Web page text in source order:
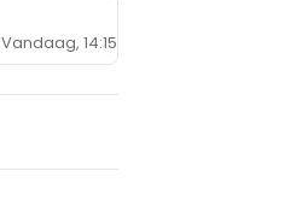
Vandaag, 14:15